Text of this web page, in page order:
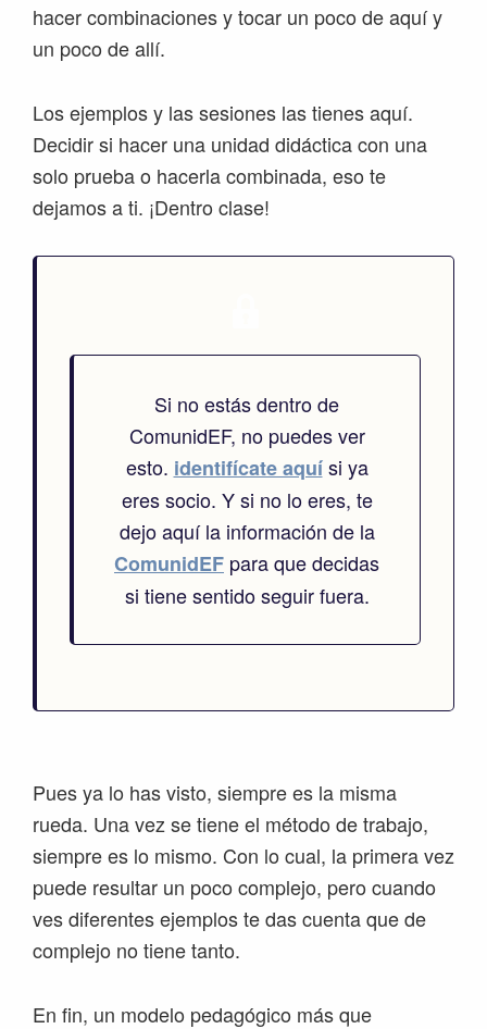
hacer combinaciones y tocar un poco de aquí y
un poco de allí.
Los ejemplos y las sesiones las tienes aquí.
Decidir si hacer una unidad didáctica con una
solo prueba o hacerla combinada, eso te
dejamos a ti. ¡Dentro clase!
Si no estás dentro de
ComunidEF, no puedes ver
esto. identifícate aquísi ya
eres socio. Y si no lo eres, te
dejo aquí la información de la
ComunidEF para que decidas
si tiene sentido seguir fuera.
Pues ya lo has visto, siempre es la misma
rueda. Una vez se tiene el método de trabajo,
siempre es lo mismo. Con lo cual, la primera vez
puede resultar un poco complejo, pero cuando
ves diferentes ejemplos te das cuenta que de
complejo no tiene tanto.
En fin, un modelo pedagógico más que